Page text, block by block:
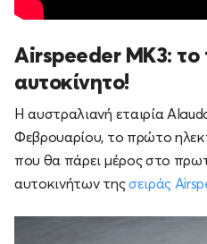
Airspeeder MK3: το
αυτοκίνητο!
Η αυστραλιανή εταιρία
Φεβρουαρίου, το πρώτο
που θα πάρει μέρος στο
αυτοκινήτων τηςσειράς